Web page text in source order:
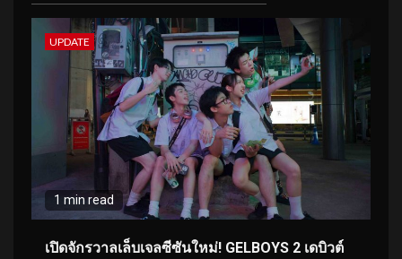
UPDATE
1 min read
เปิดจักรวาลเล็บเจลซีซันใหม่! GELBOYS 2 เดบิวต์